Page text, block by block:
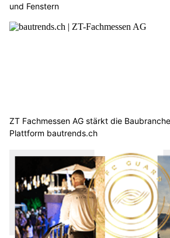
und Fenstern
ZT Fachmessen AG stärkt die
Plattform bautrends.ch